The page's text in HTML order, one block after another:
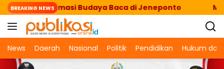
Langsung
ke
konten
BREAKING NEWSBudaya Baca di Jeneponto
News Daerah Nasional Politik Pendidikan Hukum dan